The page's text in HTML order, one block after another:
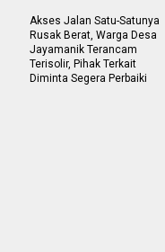
Akses Jalan Satu-Satunya
Rusak Berat, Warga Desa
Jayamanik Terancam
Terisolir, Pihak Terkait
Diminta Segera Perbaiki